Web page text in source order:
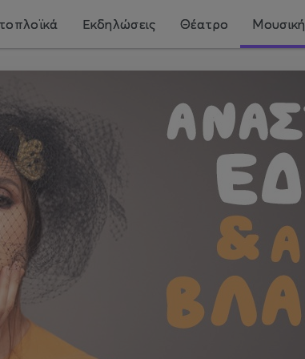
Εκδηλώσεις Θέατρο Μουσική